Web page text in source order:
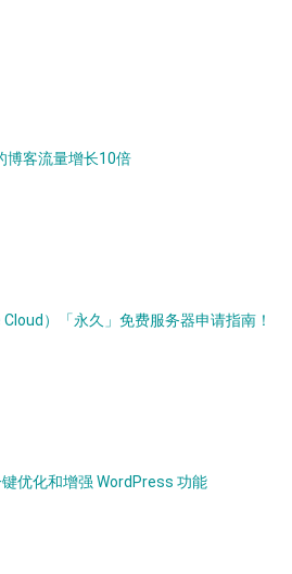
博客流量增长10倍
）「永久」免费服务器申请指南！
优化和增强 WordPress 功能